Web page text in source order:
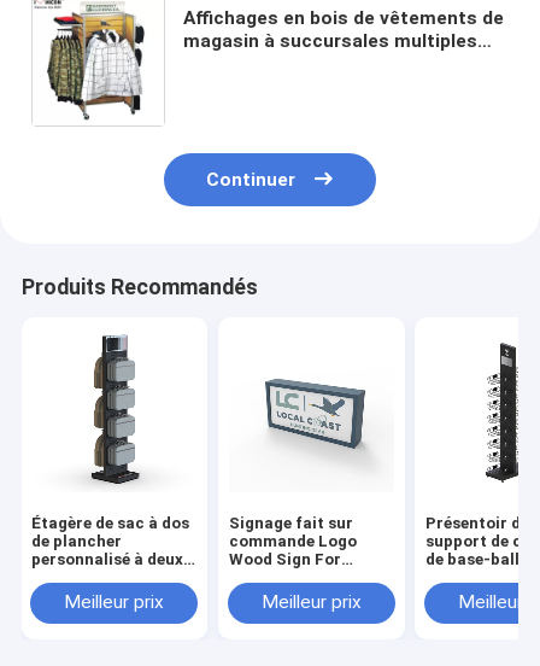
Affichages en bois de vêtements de
magasin à succursales multiples
Continuer
Produits Recommandés
Étagère de sac à dos
de plancher
personnalisé à deux
affichage Stand For
Shop
Meilleur prix
Signage fait sur
commande Logo
Wood Sign For
d'habillement au
détail fait sur
Meilleur prix
Présentoir de
support de
de base-ball
magasin
d'habillement
Meilleur